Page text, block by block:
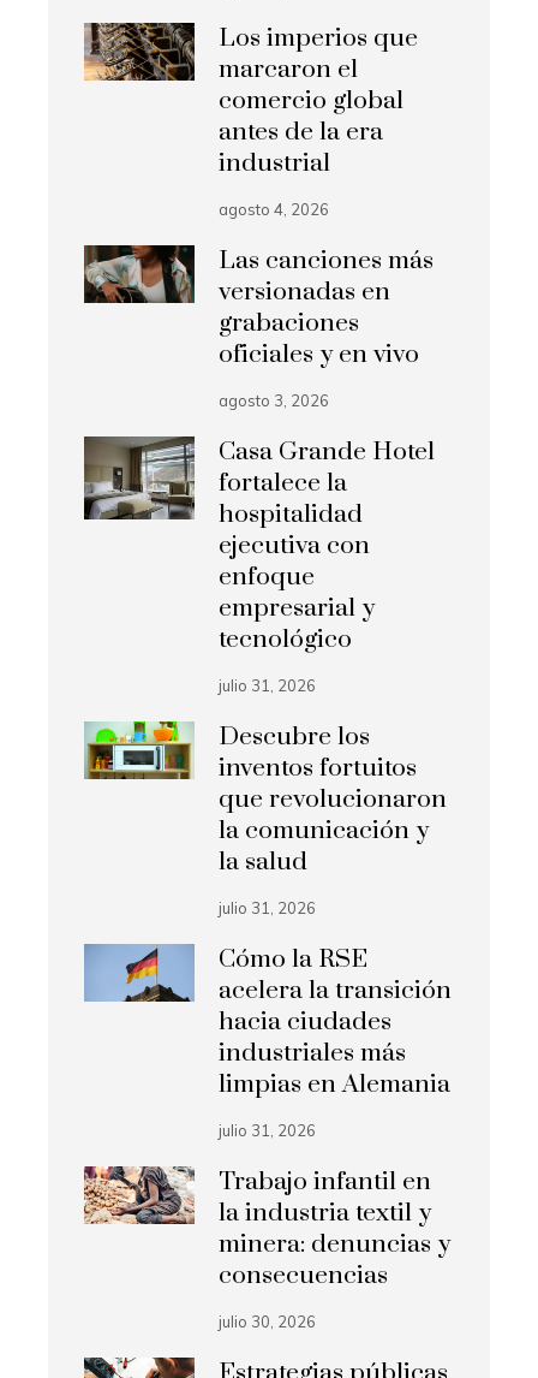
Los imperios que
marcaron el
comercio global
antes de la era
industrial
agosto 4, 2026
Las canciones más
versionadas en
grabaciones
oficiales y en vivo
agosto 3, 2026
Casa Grande Hotel
fortalece la
hospitalidad
ejecutiva con
enfoque
empresarial y
tecnológico
julio 31, 2026
Descubre los
inventos fortuitos
que revolucionaron
la comunicación y
la salud
julio 31, 2026
Cómo la RSE
acelera la transición
hacia ciudades
industriales más
limpias en Alemania
julio 31, 2026
Trabajo infantil en
la industria textil y
minera: denuncias y
consecuencias
julio 30, 2026